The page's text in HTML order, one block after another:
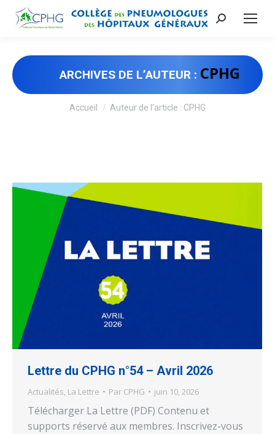
Recherche
ARCHIVES DE L’AUTEUR : CPHG
Vous êtes ici :
Accueil Auteur de l’article : CPHG
Lettre du CPHG n°54 – Avril 2026
Actualités, La Lettre Par CPHG juin 10, 2026
Télécharger La Lettre (PDF) Contenu et
supports réservé aux membres. Inscrivez-vous